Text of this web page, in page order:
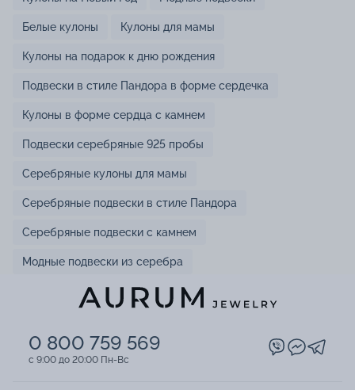
Белые кулоны Кулоны для мамы
Кулоны на подарок к дню рождения
Подвески в стиле Пандора в форме сердечка
Кулоны в форме сердца с камнем
Подвески серебряные 925 пробы
Серебряные кулоны для мамы
Серебряные подвески в стиле Пандора
Серебряные подвески с камнем
Модные подвески из серебра
0 800 759 569
c 9:00 до 20:00 Пн-Вс